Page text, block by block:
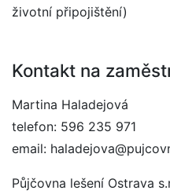
životní připojištění)
Kontakt na
Martina Haladejová
telefon: 596 235 971
email:
Půjčovna lešení Ostrava